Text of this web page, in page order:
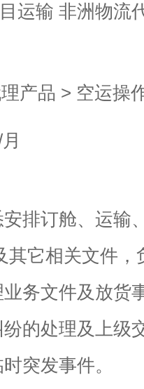
运输 非洲物流
产品 > 空运操
排订舱、运输
其它相关文件
务文件及放货
的处理及上级
突发事件。